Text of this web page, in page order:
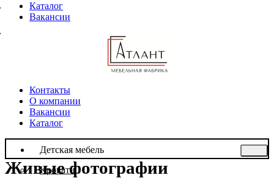
Каталог
Вакансии
Контакты
О компании
Вакансии
Каталог
Детская мебель
Кровати
Живые фотографии